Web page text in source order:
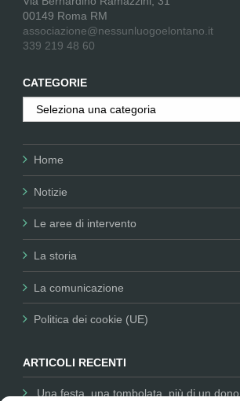
00149 Roma RM
associazione@nessunluogoelontano.it
339 219 48 60
CATEGORIE
Categorie
Home
Notizie
Le aree di intervento
La storia
La comunicazione
Politica dei cookie (UE)
ARTICOLI RECENTI
Una festa, una tombolata, più di un